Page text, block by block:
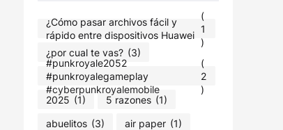
¿Cómo pasar archivos fácil y
rápido entre dispositivos Huawei
(
1
)
¿por cual te vas? (3)
#punkroyale2052​
#punkroyalegameplay​
#cyberpunkroyalemobile
(
2
)
2025 (1) 5 razones (1)
abuelitos (3) air paper (1)